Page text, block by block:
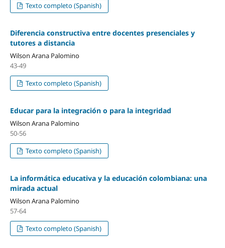
Texto completo (Spanish)
Diferencia constructiva entre docentes presenciales y
tutores a distancia
Wilson Arana Palomino
43-49
Texto completo (Spanish)
Educar para la integración o para la integridad
Wilson Arana Palomino
50-56
Texto completo (Spanish)
La informática educativa y la educación colombiana: una
mirada actual
Wilson Arana Palomino
57-64
Texto completo (Spanish)